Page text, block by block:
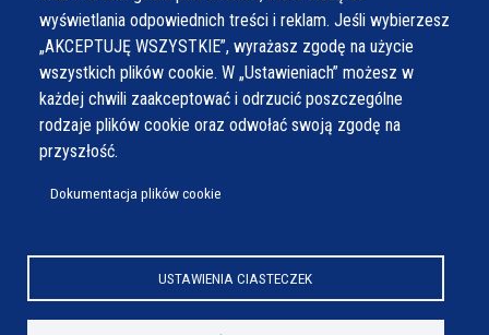
wyświetlania odpowiednich treści i reklam. Jeśli wybierzesz
„AKCEPTUJĘ WSZYSTKIE”, wyrażasz zgodę na użycie
wszystkich plików cookie. W „Ustawieniach” możesz w
każdej chwili zaakceptować i odrzucić poszczególne
rodzaje plików cookie oraz odwołać swoją zgodę na
przyszłość.
Dokumentacja plików cookie
USTAWIENIA CIASTECZEK
© Wszystkie prawa zastrzeżone,Gmina Wilamowice